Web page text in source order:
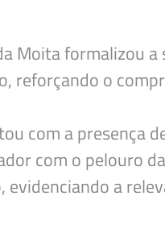
Moita formalizou a
reforçando o
com a presença
com o pelouro
evidenciando a